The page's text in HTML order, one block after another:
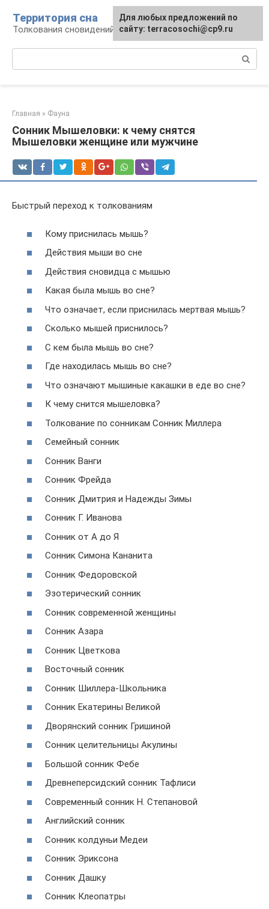
контенту
Территория сна
Толкования сновидений
Главная » Фауна
Сонник Мышеловки: к чему снятся
Мышеловки женщине или мужчине
Быстрый переход к толкованиям
Кому приснилась мышь?
Действия мыши во сне
Действия сновидца с мышью
Какая была мышь во сне?
Что означает, если приснилась мертвая мышь?
Сколько мышей приснилось?
С кем была мышь во сне?
Где находилась мышь во сне?
Что означают мышиные какашки в еде во сне?
К чему снится мышеловка?
Толкование по сонникам Сонник Миллера
Семейный сонник
Сонник Ванги
Сонник Фрейда
Сонник Дмитрия и Надежды Зимы
Сонник Г. Иванова
Сонник от А до Я
Сонник Симона Кананита
Сонник Федоровской
Эзотерический сонник
Сонник современной женщины
Сонник Азара
Сонник Цветкова
Восточный сонник
Сонник Шиллера-Школьника
Сонник Екатерины Великой
Дворянский сонник Гришиной
Сонник целительницы Акулины
Большой сонник Фебе
Древнеперсидский сонник Тафлиси
Современный сонник Н. Степановой
Английский сонник
Сонник колдуньи Медеи
Сонник Эриксона
Сонник Дашку
Сонник Клеопатры
Для любых предложений по
сайту: terracosochi@cp9.ru